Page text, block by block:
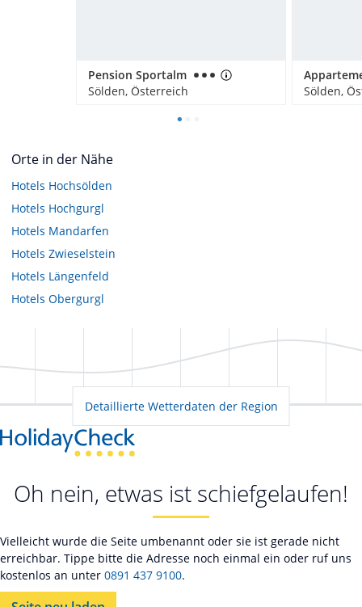
Pension Sportalm
Sölden, Österreich
Sölden,
Orte in der Nähe
Hotels Hochsölden
Hotels Hochgurgl
Hotels Mandarfen
Hotels Zwieselstein
Hotels Längenfeld
Hotels Obergurgl
Detaillierte Wetterdaten der Region
Oh nein, etwas ist schiefgelaufen!
Vielleicht wurde die Seite umbenannt oder sie ist gerade nicht
erreichbar. Tippe bitte die Adresse noch einmal ein oder ruf uns
kostenlos an unter 0891 437 9100.